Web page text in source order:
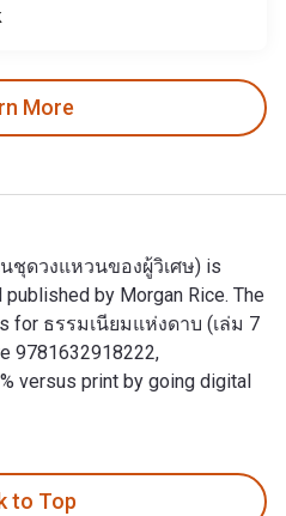
More
ชุดวงแหวนของผู้วิเศษ) is
by Morgan Rice. The
for ธรรมเนียมแห่งดาบ (เล่ม 7
9781632918222,
versus print by going digital
to Top